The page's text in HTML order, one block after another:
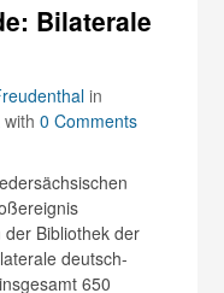
Bilaterale
in
with0 Comments
Bibliothek der
deutsch-
insgesamt 650